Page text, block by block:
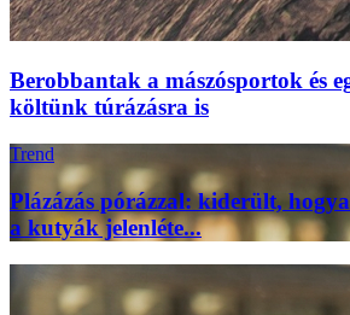
Berobbantak a mászósportok és
költünk túrázásra is
Trend
Plázázás pórázzal: kiderült,
a kutyák jelenléte...